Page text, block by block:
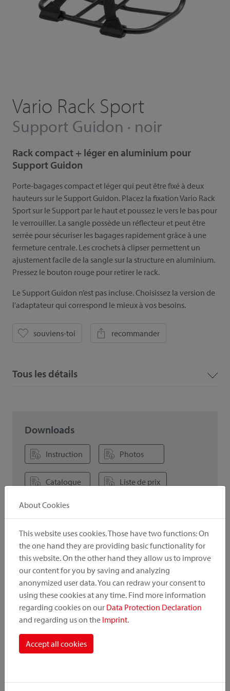
Downloads
Instruction Photos
Catalogue Liste de prix
! Wichtig
Lors de la combinaison d'accessoires et d'adaptateurs, la
capacité de charge / charge utile inférieure est importante.
Vario Rack Sport
Support Guidon · noir
Rack compact + léger en aluminium pour
Support Guidon
Porte-bagages compact et léger qui peut être fixé à deux
hauteurs sur le Support Guidon. Placez la fixation Vario Rack
Sport sur le Support par le haut et poussez le vers le bas pour
le verrouiller. La sangle possède un réflecteur et peut être
serrée pour sécuriser les bagages rapidement grâce à une
fermeture centrale. Les crochets à clipser permettent un
ajustement facile de la sangle sur la structure en aluminium.
Pressez le bouton rouge pour retirer le rack.
Le Support Guidon n’est pas incluse. Choisissez la version de
l'adaptateur qui correspond le mieux à vos besoins.
souviens-toi recommander
Tous les détails
Intéressant aussi
Versions d'adaptateurs
About Cookies
This website uses cookies. Those have two functions: On
the one hand they are providing basic functionality for
this website. On the other hand they allow us to improve
our content for you by saving and analyzing
anonymized user data. You can redraw your consent to
using these cookies at any time. Find more information
regarding cookies on our Data Protection Declaration
and regarding us on the Imprint.
Accept all cookies